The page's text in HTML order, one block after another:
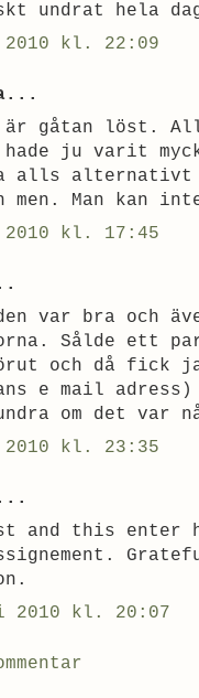
undrat hela
kl. 22:09
är gåtan löst.
hade ju varit
alls alternativt
men. Man kan
kl. 17:45
var bra och
Sålde ett
och då fick
e mail
om det var
kl. 23:35
and this enter
2010 kl. 20:07